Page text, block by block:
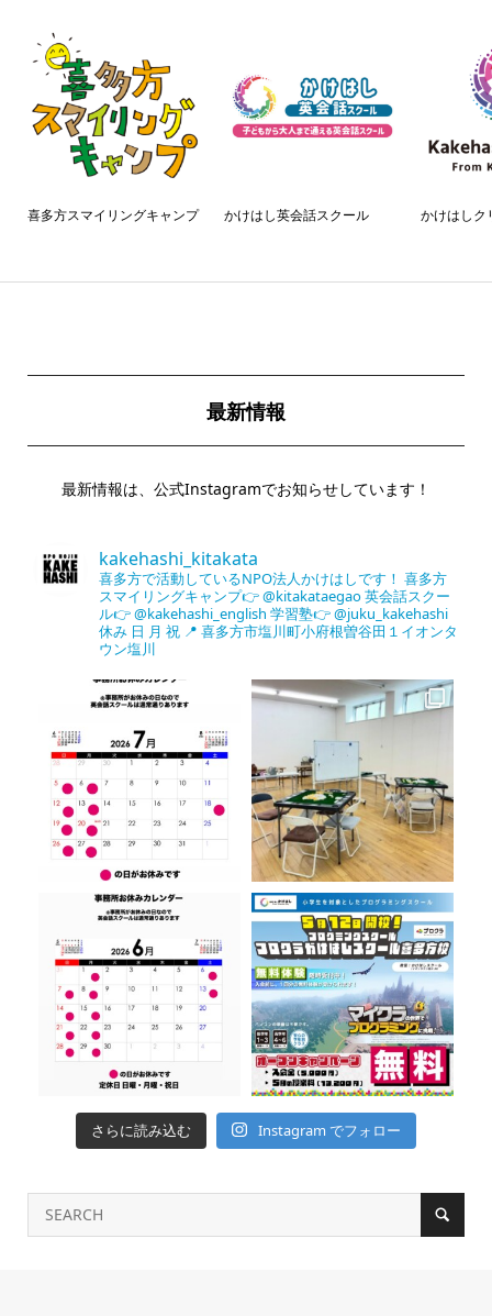
喜多方スマイリングキャンプ かけはし英会話スクール かけはしク
最新情報
最新情報は、公式Instagramでお知らせしています！
kakehashi_kitakata
喜多方で活動しているNPO法人かけはしです！ 喜多方
スマイリングキャンプ👉 @kitakataegao英会話スクー
ル👉 @kakehashi_english 学習塾👉 @juku_kakehashi
休み 日 月 祝📍 喜多方市塩川町小府根曽谷田１イオンタ
ウン塩川
さらに読み込む Instagram でフォロー